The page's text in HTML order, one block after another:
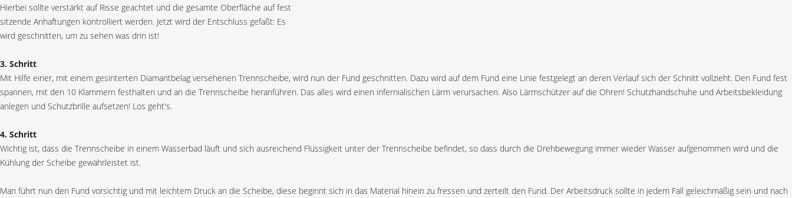
Hierbei sollte verstärkt auf Risse geachtet und die gesamte Oberfläche auf fest
sitzende Anhaftungen kontrolliert werden. Jetzt wird der Entschluss gefaßt: Es
wird geschnitten, um zu sehen was drin ist!
3. Schritt
Mit Hilfe einer, mit einem gesinterten Diamantbelag versehenen Trennscheibe, wird nun der Fund geschnitten. Dazu wird auf dem Fund eine Linie festgelegt an deren Verlauf sich der Schnitt vollzieht. Den Fund fest
spannen, mit den 10 Klammern festhalten und an die Trennscheibe heranführen. Das alles wird einen infernialischen Lärm verursachen. Also Lärmschützer auf die Ohren! Schutzhandschuhe und Arbeitsbekleidung
anlegen und Schutzbrille aufsetzen! Los geht's.
4. Schritt
Wichtig ist, dass die Trennscheibe in einem Wasserbad läuft und sich ausreichend Flüssigkeit unter der Trennscheibe befindet, so dass durch die Drehbewegung immer wieder Wasser aufgenommen wird und die
Kühlung der Scheibe gewährleistet ist.
Man führt nun den Fund vorsichtig und mit leichtem Druck an die Scheibe, diese beginnt sich in das Material hinein zu fressen und zerteilt den Fund. Der Arbeitsdruck sollte in jedem Fall geleichmäßig sein und nach